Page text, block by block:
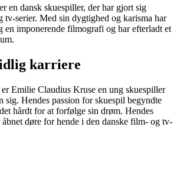
en dansk skuespiller, der har gjort sig
serier. Med sin dygtighed og karisma har
en imponerende filmografi og har efterladt et
karriere
Emilie Claudius Kruse en ung skuespiller
sig. Hendes passion for skuespil begyndte
hårdt for at forfølge sin drøm. Hendes
døre for hende i den danske film- og tv-